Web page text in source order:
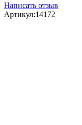
Написать отзыв
Артикул:14172